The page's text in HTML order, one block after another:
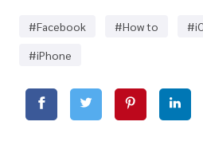
#Facebook #How to
#iPhone